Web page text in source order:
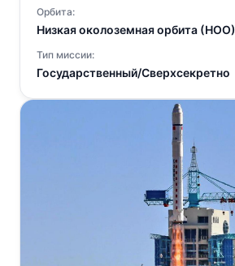
Орбита:
Низкая околоземная орбита (НОО)
Тип миссии:
Государственный/Сверхсекретно